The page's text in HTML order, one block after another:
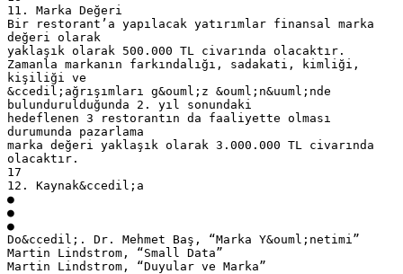
11. Marka Değeri
Bir restorant’a yapılacak yatırımlar finansal marka
değeri olarak
yaklaşık olarak 500.000 TL civarında olacaktır.
Zamanla markanın farkındalığı, sadakati, kimliği,
kişiliği ve
&ccedil;ağrışımları g&ouml;z &ouml;n&uuml;nde
bulundurulduğunda 2. yıl sonundaki
hedeflenen 3 restorantın da faaliyette olması
durumunda pazarlama
marka değeri yaklaşık olarak 3.000.000 TL civarında
olacaktır.
17
12. Kaynak&ccedil;a
●
●
●
Do&ccedil;. Dr. Mehmet Baş, “Marka Y&ouml;netimi”
Martin Lindstrom, “Small Data”
Martin Lindstrom, “Duyular ve Marka”